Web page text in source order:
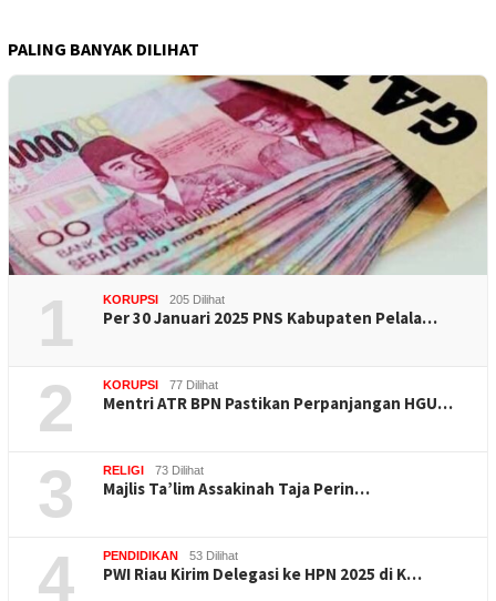
PALING BANYAK DILIHAT
1 KORUPSI 205 Dilihat
Per 30 Januari 2025 PNS Kabupaten Pelala…
2 KORUPSI 77 Dilihat
Mentri ATR BPN Pastikan Perpanjangan HGU…
3 RELIGI 73 Dilihat
Majlis Ta’lim Assakinah Taja Perin…
4 PENDIDIKAN 53 Dilihat
PWI Riau Kirim Delegasi ke HPN 2025 di K…